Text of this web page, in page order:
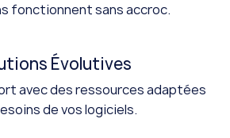
fonctionnent sans accroc.
Évolutives
avec des ressources adaptées
de vos logiciels.